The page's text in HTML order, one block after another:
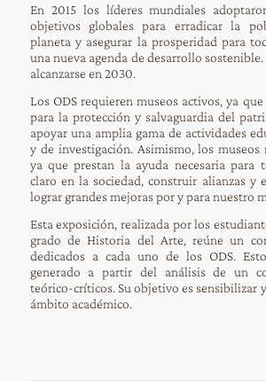
En 2015 los líderes mundiales
objetivos globales para erradicar la
planeta y asegurar la prosperidad para
una nueva agenda de desarrollo sostenible.
alcanzarse en 2030.
Los ODS requieren museos activos, ya
para la protección y salvaguardia del
apoyar una amplia gama de actividades
y de investigación. Asimismo, los museos
ya que prestan la ayuda necesaria para
claro en la sociedad, construir alianzas y
lograr grandes mejoras por y para nuestro
Esta exposición, realizada por los
grado de Historia del Arte, reúne un
dedicados a cada uno de los ODS.
generado a partir del análisis de un
teórico-críticos. Su objetivo es sensibilizar
ámbito académico.